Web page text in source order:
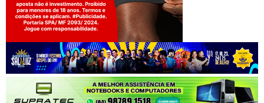
Jogue com responsabilidade. 18+